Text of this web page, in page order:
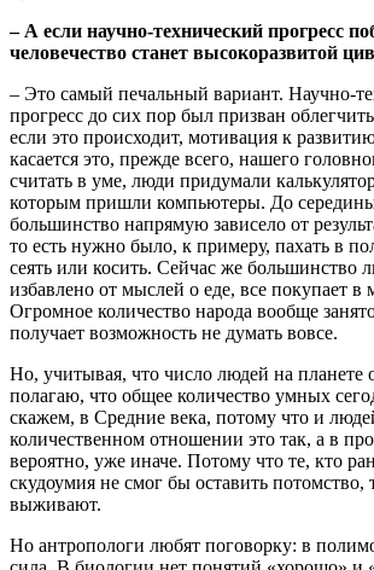
– А если научно-технический прогресс
человечество станет высокоразвитой
– Это самый печальный вариант. Научно-
прогресс до сих пор был призван
если это происходит, мотивация к
касается это, прежде всего, нашего
считать в уме, люди придумали
которым пришли компьютеры. До
большинство напрямую зависело от
то есть нужно было, к примеру, пахать в
сеять или косить. Сейчас же большинство
избавлено от мыслей о еде, все покупает в
Огромное количество народа вообще
получает возможность не думать вовсе.
Но, учитывая, что число людей на планете
полагаю, что общее количество умных
скажем, в Средние века, потому что и
количественном отношении это так, а в
вероятно, уже иначе. Потому что те, кто
скудоумия не смог бы оставить потомство,
выживают.
Но антропологи любят поговорку: в